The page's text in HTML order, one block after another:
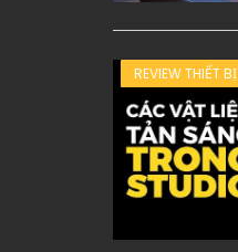
REVIEW THIẾT BỊ